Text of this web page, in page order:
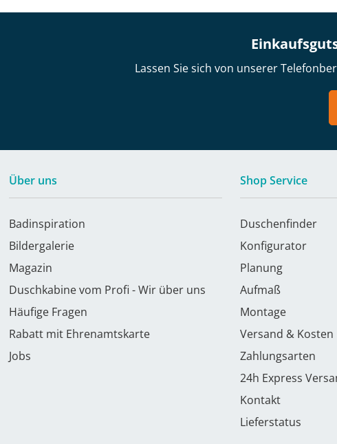
Lassen Sie sich von unserer
Über uns
Badinspiration
Bildergalerie
Magazin
Duschkabine vom Profi - Wir über uns
Häufige Fragen
Rabatt mit Ehrenamtskarte
Jobs
Shop Service
Duschenfinder
Konfigurator
Planung
Aufmaß
Montage
Versand & Kosten
Zahlungsarten
24h Express
Kontakt
Lieferstatus